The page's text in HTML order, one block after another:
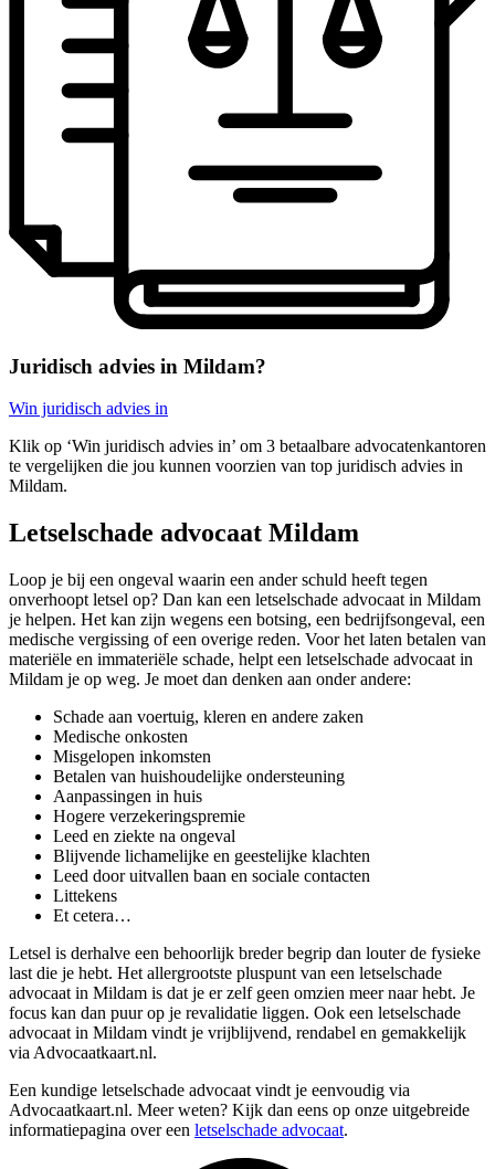
Juridisch advies in Mildam?
Win juridisch advies in
Klik op ‘Win juridisch advies in’ om 3 betaalbare advocatenkantoren
te vergelijken die jou kunnen voorzien van top juridisch advies in
Mildam.
Letselschade advocaat Mildam
Loop je bij een ongeval waarin een ander schuld heeft tegen
onverhoopt letsel op? Dan kan een letselschade advocaat in Mildam
je helpen. Het kan zijn wegens een botsing, een bedrijfsongeval, een
medische vergissing of een overige reden. Voor het laten betalen van
materiële en immateriële schade, helpt een letselschade advocaat in
Mildam je op weg. Je moet dan denken aan onder andere:
Schade aan voertuig, kleren en andere zaken
Medische onkosten
Misgelopen inkomsten
Betalen van huishoudelijke ondersteuning
Aanpassingen in huis
Hogere verzekeringspremie
Leed en ziekte na ongeval
Blijvende lichamelijke en geestelijke klachten
Leed door uitvallen baan en sociale contacten
Littekens
Et cetera…
Letsel is derhalve een behoorlijk breder begrip dan louter de fysieke
last die je hebt. Het allergrootste pluspunt van een letselschade
advocaat in Mildam is dat je er zelf geen omzien meer naar hebt. Je
focus kan dan puur op je revalidatie liggen. Ook een letselschade
advocaat in Mildam vindt je vrijblijvend, rendabel en gemakkelijk
via Advocaatkaart.nl.
Een kundige letselschade advocaat vindt je eenvoudig via
Advocaatkaart.nl. Meer weten? Kijk dan eens op onze uitgebreide
informatiepagina over een letselschade advocaat.